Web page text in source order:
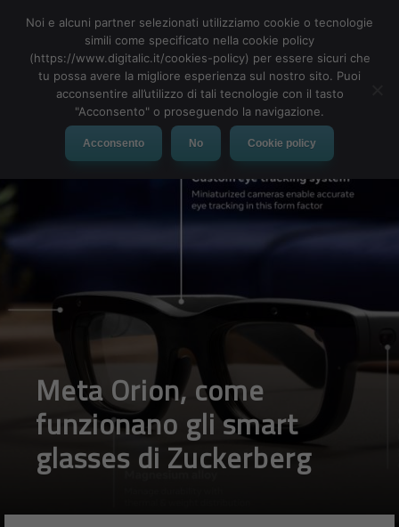
MENU
Meta Orion, come
funzionano gli smart
glasses di Zuckerberg
Noi e alcuni partner selezionati utilizziamo cookie o tecnologie
simili come specificato nella cookie policy
(https://www.digitalic.it/cookies-policy) per essere sicuri che
tu possa avere la migliore esperienza sul nostro sito. Puoi
acconsentire all’utilizzo di tali tecnologie con il tasto
"Acconsento" o proseguendo la navigazione.
Acconsento No Cookie policy